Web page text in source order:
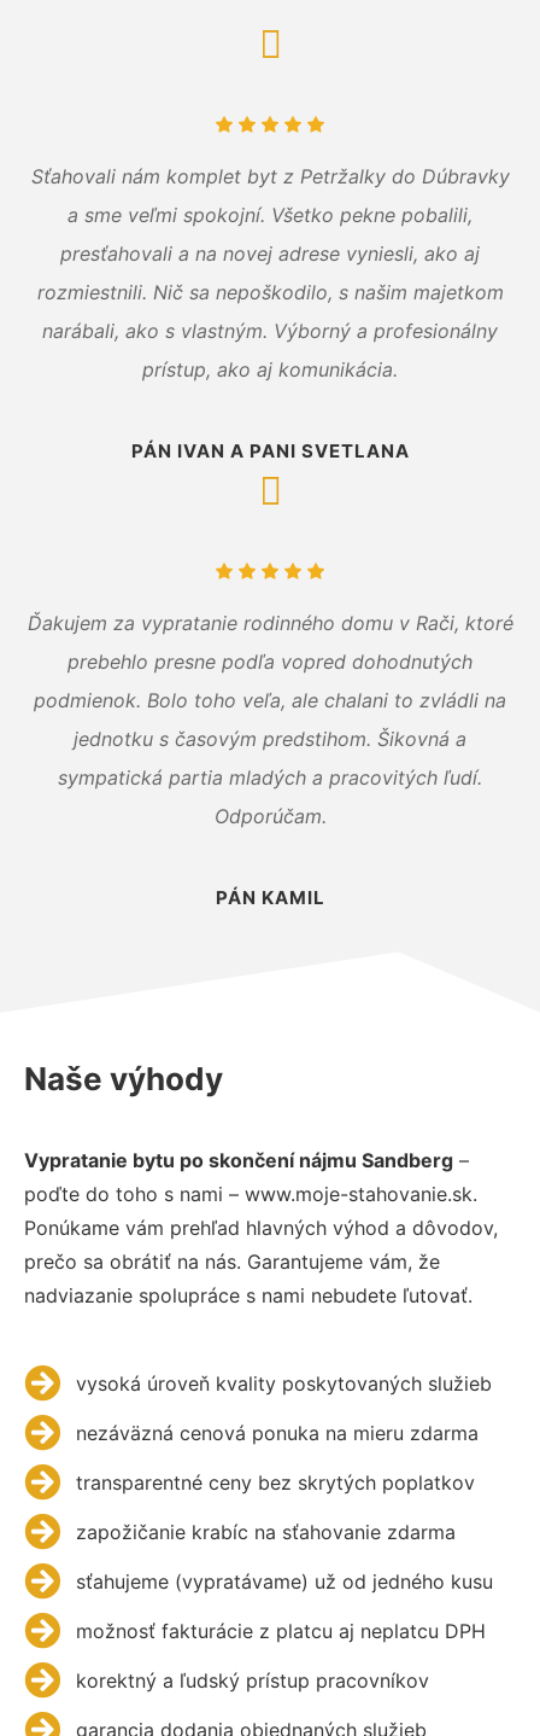
Sťahovali nám komplet byt z Petržalky do Dúbravky
a sme veľmi spokojní. Všetko pekne pobalili,
presťahovali a na novej adrese vyniesli, ako aj
rozmiestnili. Nič sa nepoškodilo, s našim majetkom
narábali, ako s vlastným. Výborný a profesionálny
prístup, ako aj komunikácia.
PÁN IVAN A PANI SVETLANA
Ďakujem za vypratanie rodinného domu v Rači, ktoré
prebehlo presne podľa vopred dohodnutých
podmienok. Bolo toho veľa, ale chalani to zvládli na
jednotku s časovým predstihom. Šikovná a
sympatická partia mladých a pracovitých ľudí.
Odporúčam.
PÁN KAMIL
Naše výhody
Vypratanie bytu po skončení nájmu Sandberg –
poďte do toho s nami – www.moje-stahovanie.sk.
Ponúkame vám prehľad hlavných výhod a dôvodov,
prečo sa obrátiť na nás. Garantujeme vám, že
nadviazanie spolupráce s nami nebudete ľutovať.
vysoká úroveň kvality poskytovaných služieb
nezáväzná cenová ponuka na mieru zdarma
transparentné ceny bez skrytých poplatkov
zapožičanie krabíc na sťahovanie zdarma
sťahujeme (vypratávame) už od jedného kusu
možnosť fakturácie z platcu aj neplatcu DPH
korektný a ľudský prístup pracovníkov
garancia dodania objednaných služieb